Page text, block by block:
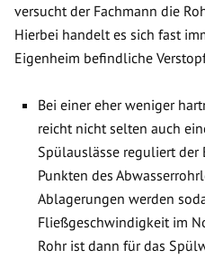
versucht der Fachmann die
Hierbei handelt es sich fast
Eigenheim befindliche
Bei einer eher weniger
reicht nicht selten auch
Spülauslässe reguliert der
Punkten des
Ablagerungen werden
Fließgeschwindigkeit im
Rohr ist dann für das